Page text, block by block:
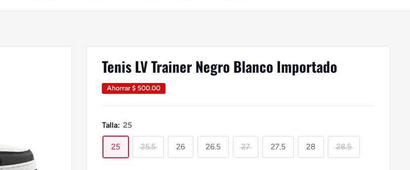
Tenis LV Trainer Negro Blanco Importado
Ahorrar$ 500.00
Talla: 25
25 25.5 26 26.5 27 27.5 28 28.5